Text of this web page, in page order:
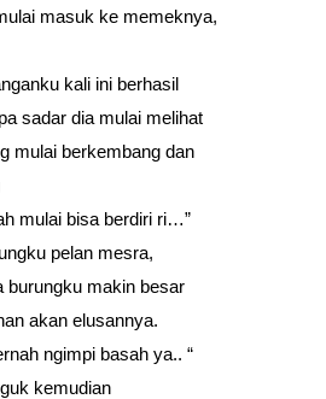
masuk ke memeknya,
kali ini berhasil
sadar dia mulai melihat
mulai berkembang dan
mulai bisa berdiri ri…”
pelan mesra,
burungku makin besar
akan elusannya.
ngimpi basah ya.. “
kemudian